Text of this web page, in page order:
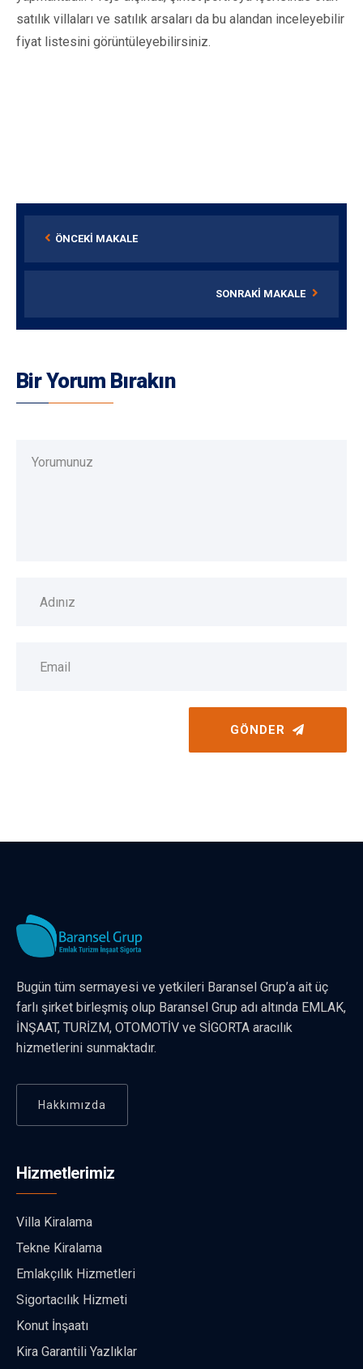
satılık villaları ve satılık arsaları da bu alandan inceleyebilir
fiyat listesini görüntüleyebilirsiniz.
ÖNCEKI MAKALE
SONRAKI MAKALE
Bir Yorum Bırakın
GÖNDER
Bugün tüm sermayesi ve yetkileri Baransel Grup’a ait üç
farlı şirket birleşmiş olup Baransel Grup adı altında EMLAK,
İNŞAAT, TURİZM, OTOMOTİV ve SİGORTA aracılık
hizmetlerini sunmaktadır.
Hakkımızda
Hizmetlerimiz
Villa Kiralama
Tekne Kiralama
Emlakçılık Hizmetleri
Sigortacılık Hizmeti
Konut İnşaatı
Kira Garantili Yazlıklar